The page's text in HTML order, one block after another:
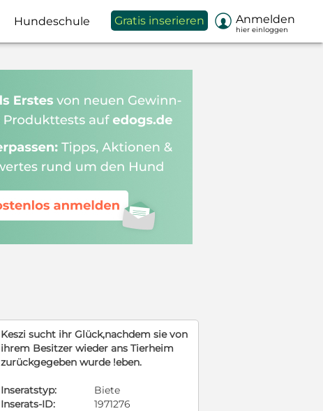
Hundeschule Gratis inserieren  Anmelden
hier einloggen
Keszi sucht ihr Glück,nachdem sie von
ihrem Besitzer wieder ans Tierheim
zurückgegeben wurde !eben.
Inseratstyp:
Biete
Inserats-ID:
1971276